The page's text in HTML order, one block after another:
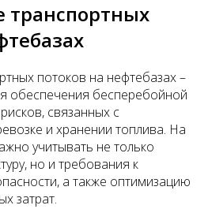
транспортных
потоков на нефтебазах –
обеспечения бесперебойной
связанных с
и хранении топлива. На
учитывать не только
но и требования к
а также оптимизацию
затрат.